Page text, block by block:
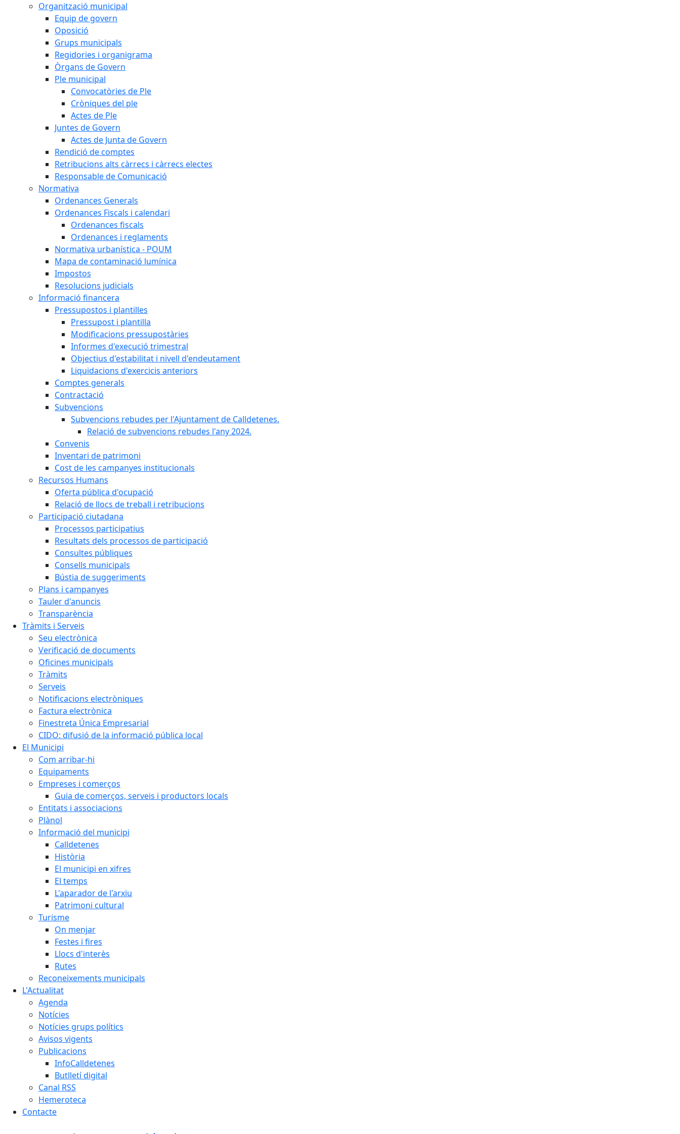
Organització municipal
Equip de govern
Oposició
Grups municipals
Regidories i organigrama
Òrgans de Govern
Ple municipal
Convocatòries de Ple
Cròniques del ple
Actes de Ple
Juntes de Govern
Actes de Junta de Govern
Rendició de comptes
Retribucions alts càrrecs i càrrecs electes
Responsable de Comunicació
Normativa
Ordenances Generals
Ordenances Fiscals i calendari
Ordenances fiscals
Ordenances i reglaments
Normativa urbanística - POUM
Mapa de contaminació lumínica
Impostos
Resolucions judicials
Informació financera
Pressupostos i plantilles
Pressupost i plantilla
Modificacions pressupostàries
Informes d'execució trimestral
Objectius d'estabilitat i nivell d'endeutament
Liquidacions d'exercicis anteriors
Comptes generals
Contractació
Subvencions
Subvencions rebudes per l'Ajuntament de Calldetenes.
Relació de subvencions rebudes l'any 2024.
Convenis
Inventari de patrimoni
Cost de les campanyes institucionals
Recursos Humans
Oferta pública d'ocupació
Relació de llocs de treball i retribucions
Participació ciutadana
Processos participatius
Resultats dels processos de participació
Consultes públiques
Consells municipals
Bústia de suggeriments
Plans i campanyes
Tauler d'anuncis
Transparència
Tràmits i Serveis
Seu electrònica
Verificació de documents
Oficines municipals
Tràmits
Serveis
Notificacions electròniques
Factura electrònica
Finestreta Única Empresarial
CIDO: difusió de la informació pública local
El Municipi
Com arribar-hi
Equipaments
Empreses i comerços
Guia de comerços, serveis i productors locals
Entitats i associacions
Plànol
Informació del municipi
Calldetenes
Història
El municipi en xifres
El temps
L'aparador de l'arxiu
Patrimoni cultural
Turisme
On menjar
Festes i fires
Llocs d'interès
Rutes
Reconeixements municipals
L'Actualitat
Agenda
Notícies
Notícies grups polítics
Avisos vigents
Publicacions
InfoCalldetenes
Butlletí digital
Canal RSS
Hemeroteca
Contacte